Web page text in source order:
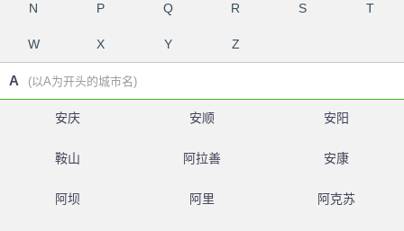
N P Q R S T
W X Y Z
A (以A为开头的城市名)
安庆 安顺 安阳
鞍山 阿拉善 安康
阿坝 阿里 阿克苏